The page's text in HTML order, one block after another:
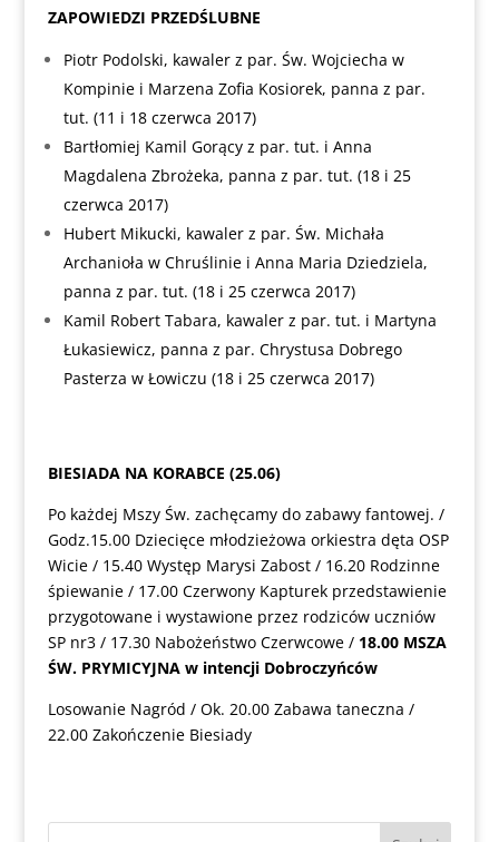
ZAPOWIEDZI PRZEDŚLUBNE
Piotr Podolski, kawaler z par. Św. Wojciecha w
Kompinie i Marzena Zofia Kosiorek, panna z par.
tut. (11 i 18 czerwca 2017)
Bartłomiej Kamil Gorący z par. tut. i Anna
Magdalena Zbrożeka, panna z par. tut. (18 i 25
czerwca 2017)
Hubert Mikucki, kawaler z par. Św. Michała
Archanioła w Chruślinie i Anna Maria Dziedziela,
panna z par. tut. (18 i 25 czerwca 2017)
Kamil Robert Tabara, kawaler z par. tut. i Martyna
Łukasiewicz, panna z par. Chrystusa Dobrego
Pasterza w Łowiczu (18 i 25 czerwca 2017)
BIESIADA NA KORABCE (25.06)
Po każdej Mszy Św. zachęcamy do zabawy fantowej. /
Godz.15.00 Dziecięce młodzieżowa orkiestra dęta OSP
Wicie / 15.40 Występ Marysi Zabost / 16.20 Rodzinne
śpiewanie / 17.00 Czerwony Kapturek przedstawienie
przygotowane i wystawione przez rodziców uczniów
SP nr3 / 17.30 Nabożeństwo Czerwcowe / 18.00 MSZA
ŚW. PRYMICYJNA w intencji Dobroczyńców
Losowanie Nagród / Ok. 20.00 Zabawa taneczna /
22.00 Zakończenie Biesiady